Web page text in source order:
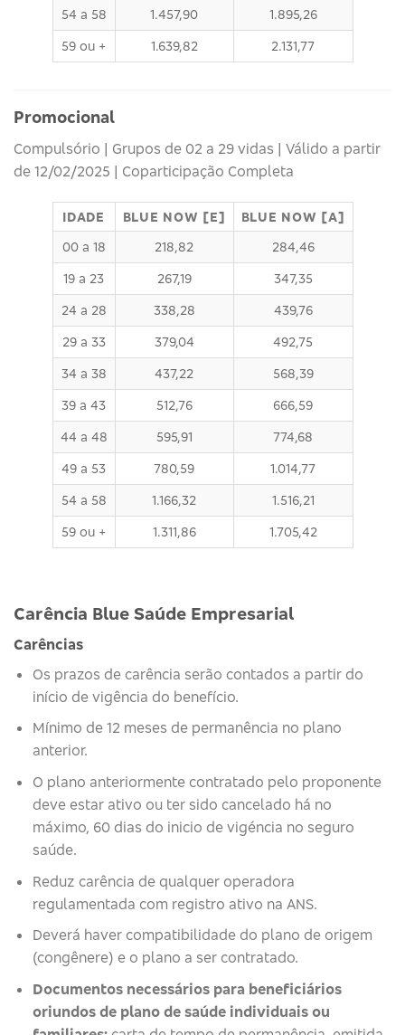
54 a 58 1.457,90 1.895,26
59 ou + 1.639,82 2.131,77
Promocional
Compulsório | Grupos de 02 a 29 vidas | Válido a partir
de 12/02/2025 | Coparticipação Completa
IDADE BLUE NOW [E]
BLUE NOW [A]
00 a 18
218,82 284,46
19 a 23 267,19 347,35
24 a 28 338,28 439,76
29 a 33 379,04 492,75
34 a 38 437,22 568,39
39 a 43 512,76 666,59
44 a 48 595,91 774,68
49 a 53 780,59 1.014,77
54 a 58 1.166,32 1.516,21
59 ou + 1.311,86 1.705,42
Carência Blue Saúde Empresarial
Carências
Os prazos de carência serão contados a partir do
início de vigência do benefício.
Mínimo de 12 meses de permanência no plano
anterior.
O plano anteriormente contratado pelo proponente
deve estar ativo ou ter sido cancelado há no
máximo, 60 dias do inicio de vigéncia no seguro
saúde.
Reduz carência de qualquer operadora
regulamentada com registro ativo na ANS.
Deverá haver compatibilidade do plano de origem
(congênere) e o plano a ser contratado.
Documentos necessários para beneficiários
oriundos de plano de saúde individuais ou